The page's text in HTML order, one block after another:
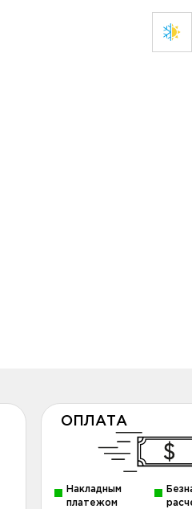
ОПЛАТА
Накладным
платежом